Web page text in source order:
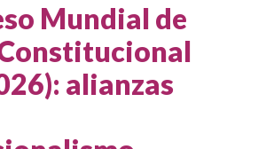
Mundial de
alianzas